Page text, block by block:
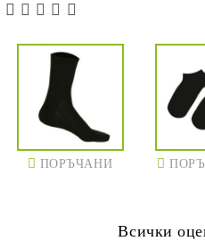
ПОРЪЧАНИ
Всички